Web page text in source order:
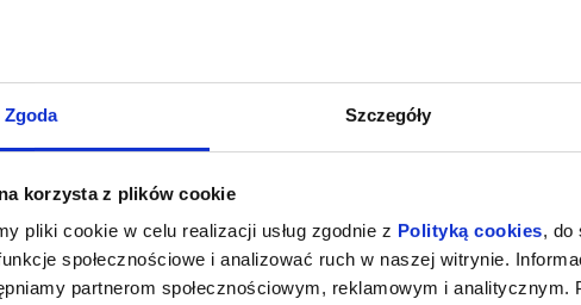
Zgoda Szczegóły
korzysta z plików cookie
pliki cookie w celu realizacji usług zgodnie z Polityką cookies, do
społecznościowe i analizować ruch w naszej witrynie.
partnerom społecznościowym, reklamowym i analitycznym.